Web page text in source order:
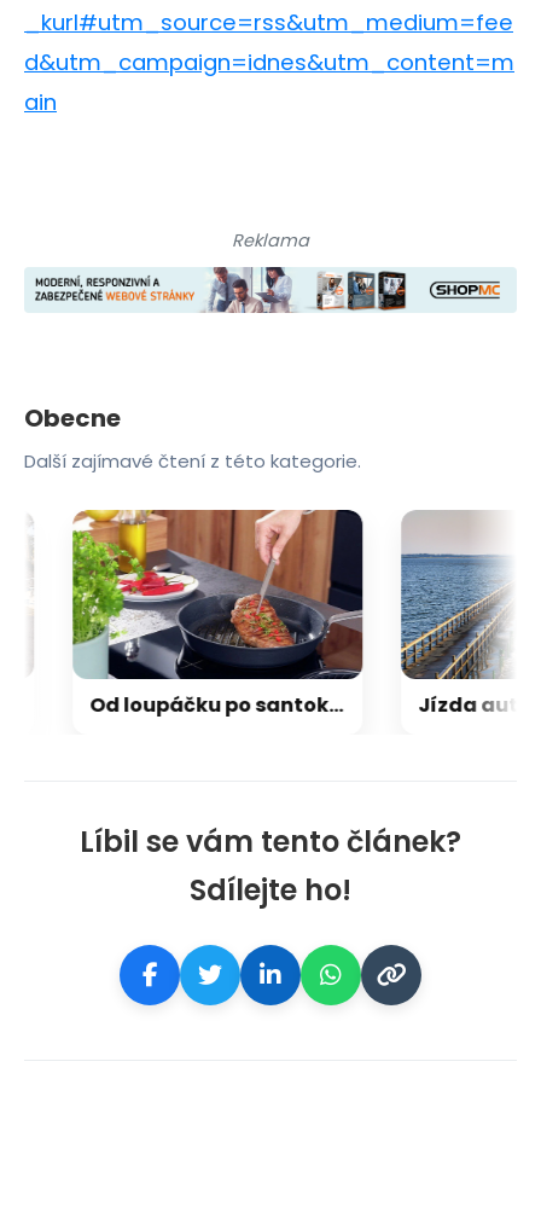
_kurl#utm_source=rss&utm_medium=fee
d&utm_campaign=idnes&utm_content=m
ain
Líbil se vám tento článek?
Sdílejte ho!
Reklama
Obecne
Další zajímavé čtení z této kategorie.
Od loupáčku po santoku. Třicet nožů, které vám zjednoduší život v kuchyni